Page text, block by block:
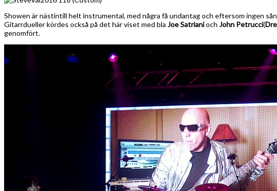
Showen är nästintill helt instrumental, med några få undantag och eftersom ingen
Gitarrdueller kördes också på det här viset med bla Joe Satrianioch John Petrucci(
genomfört.